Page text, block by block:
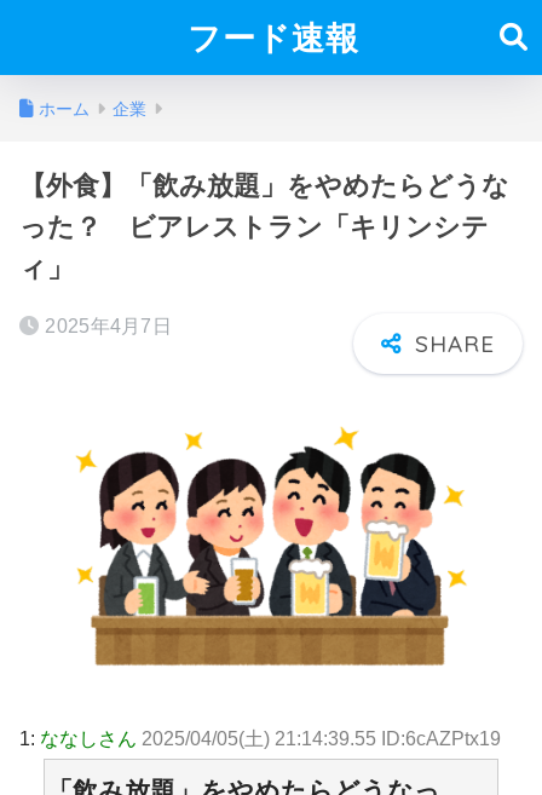
フード速報
ホーム 企業
【外食】「飲み放題」をやめたらどうな
った？ ビアレストラン「キリンシテ
ィ」
2025年4月7日
1: ななしさん 2025/04/05(土) 21:14:39.55 ID:6cAZPtx19